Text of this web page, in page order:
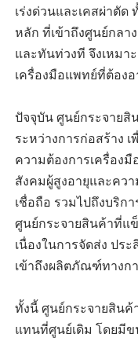
เร่งด่วนและเคสผ่าตั
หลัก ที่เข้าถึงศูนย์กล
และทันท่วงที จึงเหมา
เครื่องมือแพทย์ที่ต้อง
ปัจจุบัน ศูนย์กระจายสิ
ระหว่างการก่อสร้าง
ความต้องการเครื่อง
สังคมผู้สูงอายุและคว
เชื่อถือ รวมไปถึงบริ
ศูนย์กระจายสินค้าที่แ
เนื่องในการจัดส่ง ปร
เข้าถึงผลิตภัณฑ์ทางก
ทั้งนี้ ศูนย์กระจายสินค้
แทนที่ศูนย์เดิม โดยมี